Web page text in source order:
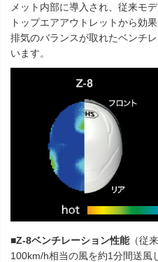
メット内部に導入され、従来モ
トップエアアウトレットから効
排気のバランスが取れたベンチ
います。
■Z-8ベンチレーション性能（従
100km/h相当の風を約1分間送風